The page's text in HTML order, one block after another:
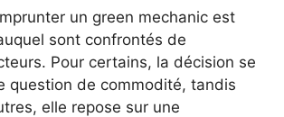
un green mechanic est
sont confrontés de
Pour certains, la décision se
question de commodité, tandis
elle repose sur une